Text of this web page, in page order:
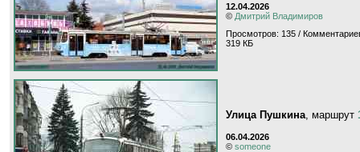
12.04.2026
© Дмитрий Владимиров
Просмотров: 135 /
319 КБ
Улица Пушкина, маршрут
06.04.2026
© someone